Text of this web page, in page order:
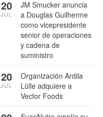
JM Smucker anuncia
a Douglas Guilherme
como vicepresidente
senior de operaciones
y cadena de
suministro
20
JUL
Organización Ardila
Lülle adquiere a
Vector Foods
20
JUL